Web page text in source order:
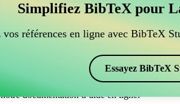
gérer vos références BibTeX, qui se
citations et bibliographie dans
dans votre projet Overleaf.
et des citations dans différents styles,
documentation d’aide en ligne.
Simplifiez BibTeX pour
vos références en ligne avec BibTeX
Essayez BibTeX